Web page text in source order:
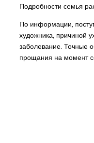
Подробности семья
По информации,
художника, причиной
заболевание. Точные
прощания на момент